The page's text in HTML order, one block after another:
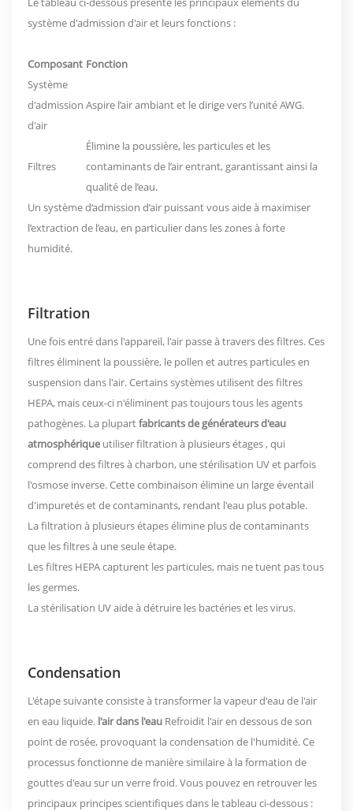
système d'admission d'air et leurs fonctions :
Composant Fonction
Système
d'admission
d'air
Aspire l’air ambiant et le dirige vers l’unité AWG.
Filtres
Élimine la poussière, les particules et les
contaminants de l’air entrant, garantissant ainsi la
qualité de l’eau.
Un système d’admission d’air puissant vous aide à maximiser
l’extraction de l’eau, en particulier dans les zones à forte
humidité.
Filtration
Une fois entré dans l'appareil, l'air passe à travers des filtres. Ces
filtres éliminent la poussière, le pollen et autres particules en
suspension dans l'air. Certains systèmes utilisent des filtres
HEPA, mais ceux-ci n'éliminent pas toujours tous les agents
pathogènes. La plupartfabricants de générateurs d'eau
atmosphérique utiliserfiltration à plusieurs étages, qui
comprend des filtres à charbon, une stérilisation UV et parfois
l'osmose inverse. Cette combinaison élimine un large éventail
d'impuretés et de contaminants, rendant l'eau plus potable.
La filtration à plusieurs étapes élimine plus de contaminants
que les filtres à une seule étape.
Les filtres HEPA capturent les particules, mais ne tuent pas tous
les germes.
La stérilisation UV aide à détruire les bactéries et les virus.
Condensation
L'étape suivante consiste à transformer la vapeur d'eau de l'air
en eau liquide. l'air dans l'eau Refroidit l'air en dessous de son
point de rosée, provoquant la condensation de l'humidité. Ce
processus fonctionne de manière similaire à la formation de
gouttes d'eau sur un verre froid. Vous pouvez en retrouver les
principaux principes scientifiques dans le tableau ci-dessous :